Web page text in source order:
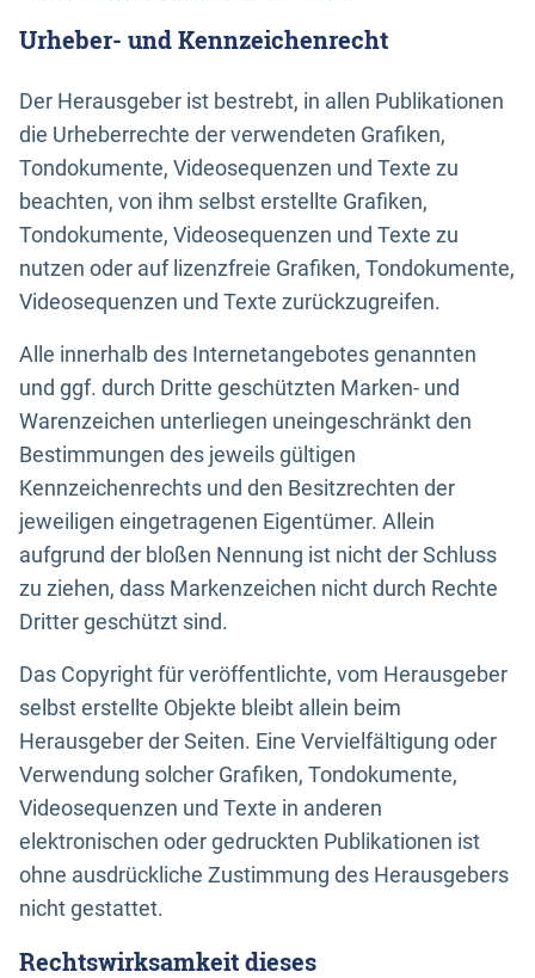
Urheber- und Kennzeichenrecht
Der Herausgeber ist bestrebt, in allen Publikationen
die Urheberrechte der verwendeten Grafiken,
Tondokumente, Videosequenzen und Texte zu
beachten, von ihm selbst erstellte Grafiken,
Tondokumente, Videosequenzen und Texte zu
nutzen oder auf lizenzfreie Grafiken, Tondokumente,
Videosequenzen und Texte zurückzugreifen.
Alle innerhalb des Internetangebotes genannten
und ggf. durch Dritte geschützten Marken- und
Warenzeichen unterliegen uneingeschränkt den
Bestimmungen des jeweils gültigen
Kennzeichenrechts und den Besitzrechten der
jeweiligen eingetragenen Eigentümer. Allein
aufgrund der bloßen Nennung ist nicht der Schluss
zu ziehen, dass Markenzeichen nicht durch Rechte
Dritter geschützt sind.
Das Copyright für veröffentlichte, vom Herausgeber
selbst erstellte Objekte bleibt allein beim
Herausgeber der Seiten. Eine Vervielfältigung oder
Verwendung solcher Grafiken, Tondokumente,
Videosequenzen und Texte in anderen
elektronischen oder gedruckten Publikationen ist
ohne ausdrückliche Zustimmung des Herausgebers
nicht gestattet.
Rechtswirksamkeit dieses